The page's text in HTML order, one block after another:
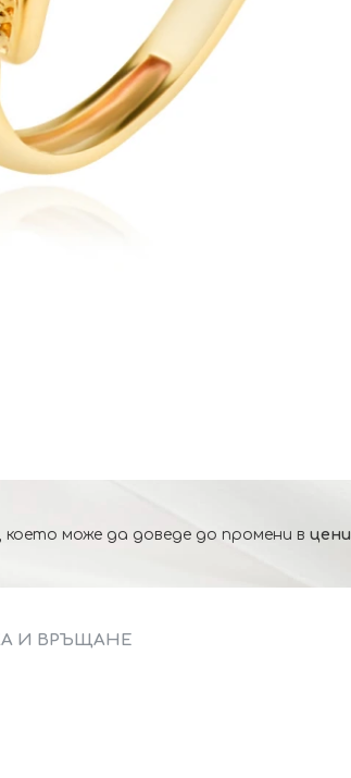
което може да доведе до промени в
И ВРЪЩАНЕ